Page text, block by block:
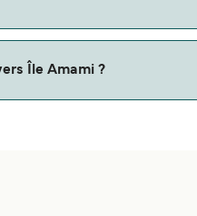
Île Amami ?